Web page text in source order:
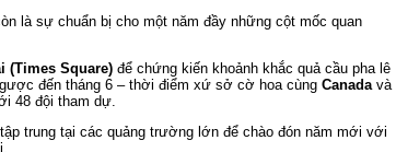
là sự chuẩn bị cho một năm đầy những cột mốc quan
(Times Square) để chứng kiến khoảnh khắc quả cầu pha lê
đến tháng 6 – thời điểm xứ sở cờ hoa cùng Canada và
48 đội tham dự.
trung tại các quảng trường lớn để chào đón năm mới với